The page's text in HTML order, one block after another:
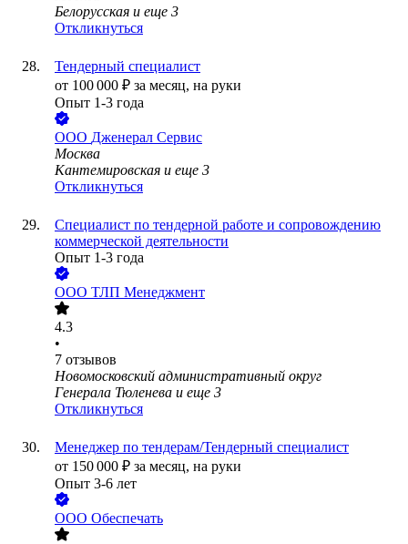
Белорусская и еще 3
Откликнуться
Тендерный специалист
от 100 000 ₽ за месяц, на руки
Опыт 1-3 года
ООО Дженерал Сервис
Москва
Кантемировская и еще 3
Откликнуться
Специалист по тендерной работе и сопровождению
коммерческой деятельности
Опыт 1-3 года
ООО ТЛП Менеджмент
4.3
•
7 отзывов
Новомосковский административный округ
Генерала Тюленева и еще 3
Откликнуться
Менеджер по тендерам/Тендерный специалист
от 150 000 ₽ за месяц, на руки
Опыт 3-6 лет
ООО Обеспечать